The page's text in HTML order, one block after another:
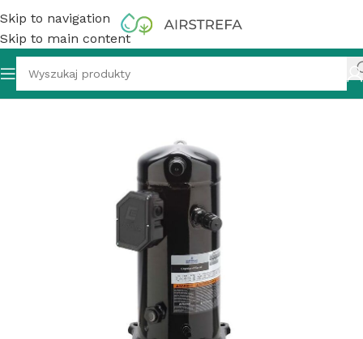
Skip to navigation
Skip to main content
» Sprężarka hermetyczna Copeland scroll ZB 58KCE-TFD